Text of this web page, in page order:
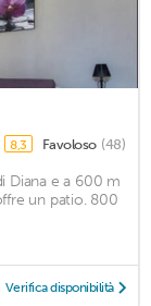
8,3 Favoloso (48)
Diana e a 600 m
un patio. 800
Verifica disponibilità